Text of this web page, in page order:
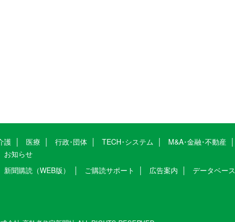
護 医療 行政･団体 TECH･システム M&A･金融･不動産
お知らせ
新聞購読（WEB版） ご購読サポート 広告案内 データベース